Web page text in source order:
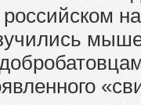
российском